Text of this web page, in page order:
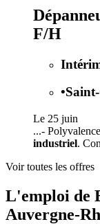
F/H
•
Le 25 juin
...-
industriel.
Voir toutes les offres
L'emploi de
Auvergne-